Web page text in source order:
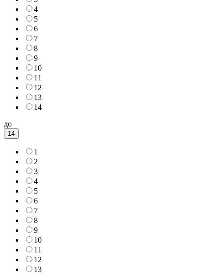
4
5
6
7
8
9
10
11
12
13
14
до
14
1
2
3
4
5
6
7
8
9
10
11
12
13